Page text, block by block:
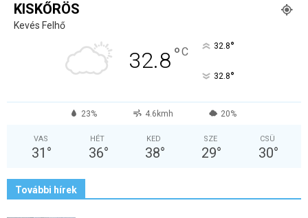
KISKŐRÖS
Kevés Felhő
32.8°C 32.8°
32.8°
23% 4.6kmh 20%
VAS
31 °
HÉT
36°
KED
38°
SZE
29°
CSÜ
30°
További hírek